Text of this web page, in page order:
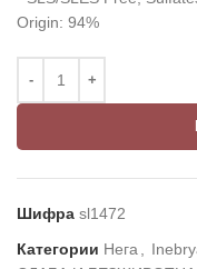
Origin: 94%
Шифра sl1472
Категории Нега,